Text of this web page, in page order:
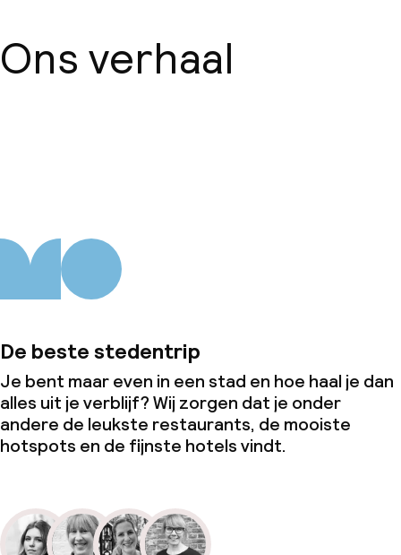
Ons verhaal
De beste stedentrip
Je bent maar even in een stad en hoe haal je dan
alles uit je verblijf? Wij zorgen dat je onder
andere de leukste restaurants, de mooiste
hotspots en de fijnste hotels vindt.